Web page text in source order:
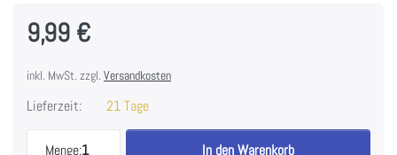
9,99 €
inkl. MwSt. zzgl. Versandkosten
Lieferzeit: 21 Tage
Menge:1
49 And Market Laser Cut Outs-Elements,
In den Warenkorb